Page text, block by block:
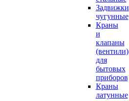
Задвижки
чугунные
Краны
и
клапаны
(вентили)
для
бытовых
приборов
Краны
латунные